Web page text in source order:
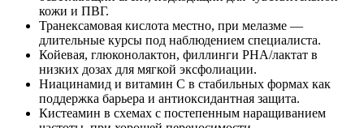
кожи и ПВГ.
Транексамовая кислота местно, при мелазме —
длительные курсы под наблюдением специалиста.
Койевая, глюконолактон, филлинги PHA/лактат в
низких дозах для мягкой эксфолиации.
Ниацинамид и витамин C в стабильных формах как
поддержка барьера и антиоксидантная защита.
Кистеамин в схемах с постепенным наращиванием